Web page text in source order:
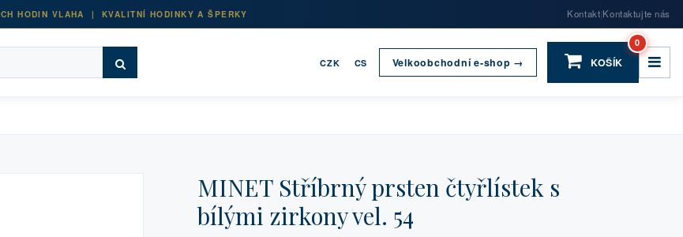
HODIN VLAHA | KVALITNÍ HODINKY A ŠPERKY Kontakt|Kontaktujte nás
CZK CS Velkoobchodní e-shop → KOŠÍK
0
MINET Stříbrný prsten čtyřlístek s
bílými zirkony vel. 54